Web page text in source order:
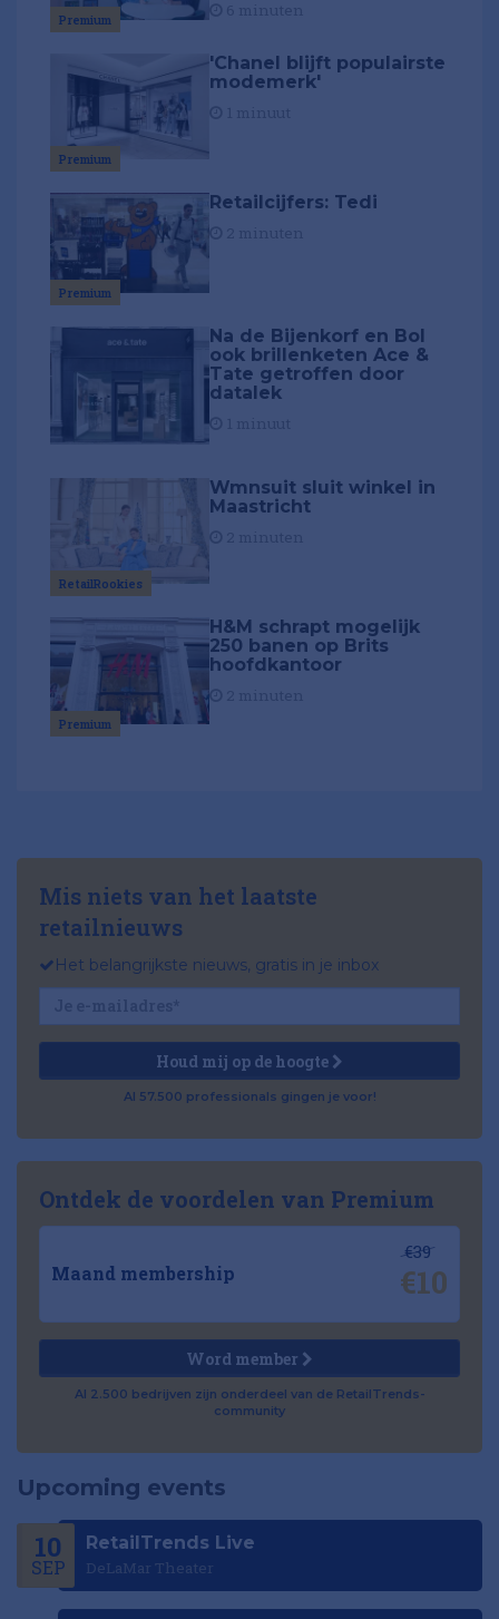
Premium
Premium
'Chanel blijft populairste
modemerk'
Premium
Retailcijfers: Tedi
Na de Bijenkorf en Bol
ook brillenketen Ace &
Tate getroffen door
datalek
RetailRookies
Wmnsuit sluit winkel in
Maastricht
Premium
H&M schrapt mogelijk
250 banen op Brits
hoofdkantoor
Mis niets van het laatste
retailnieuws
Het belangrijkste nieuws, gratis in je inbox
Houd mij op de hoogte
Al 57.500 professionals gingen je voor!
Ontdek de voordelen van Premium
Maand membership
€39
€10
Word member
Al 2.500 bedrijven zijn onderdeel van de RetailTrends-
community
Upcoming events
10
SEP
RetailTrends Live
DeLaMar Theater